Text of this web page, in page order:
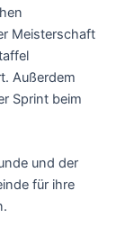
Meisterschaft
Außerdem
Sprint beim
und der
für ihre